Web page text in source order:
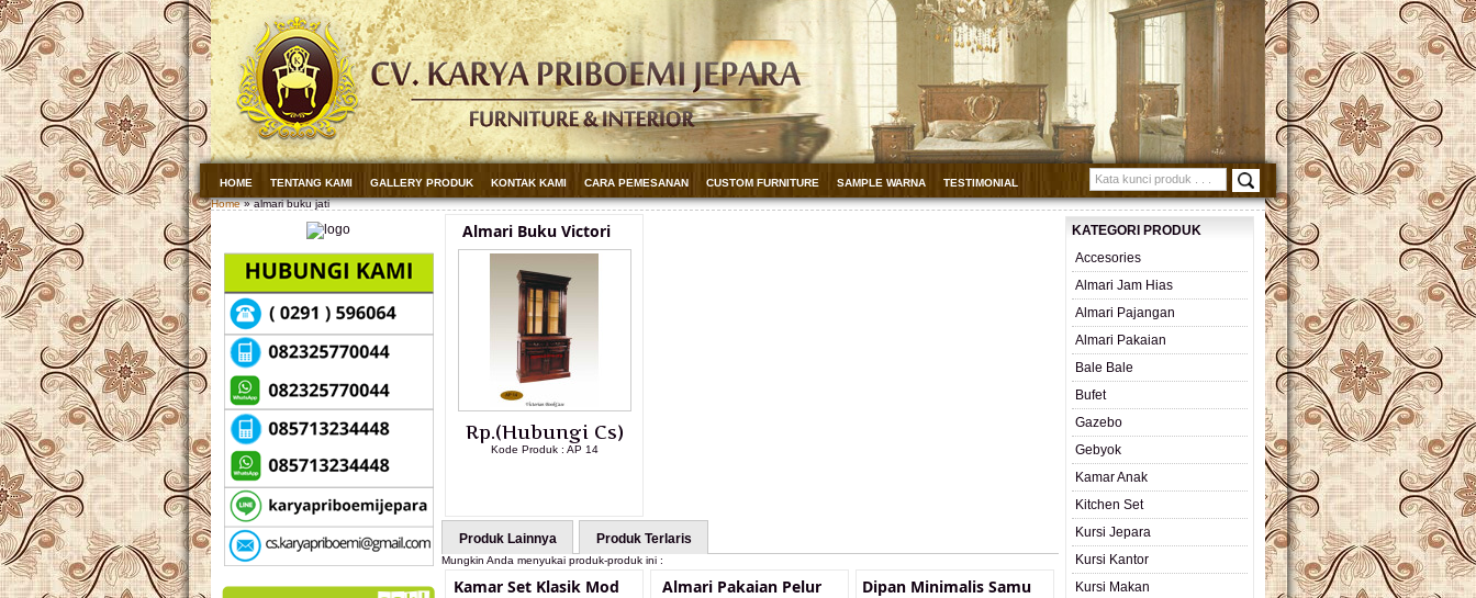
HOME TENTANG KAMI GALLERY PRODUK KONTAK KAMI CARA PEMESANAN CUSTOM FURNITURE SAMPLE WARNA
TESTIMONIAL
Home» almari buku jati
Almari Buku Victori
Rp.(Hubungi Cs)
Kode Produk : AP 14
Produk Lainnya Produk Terlaris
Mungkin Anda menyukai produk-produk ini :
Kamar Set Klasik Mod Almari Pakaian Pelur Dipan Minimalis Samu
KATEGORI PRODUK
Accesories
Almari Jam Hias
Almari Pajangan
Almari Pakaian
Bale Bale
Bufet
Gazebo
Gebyok
Kamar Anak
Kitchen Set
Kursi Jepara
Kursi Kantor
Kursi Makan